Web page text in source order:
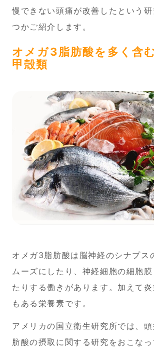
慢できない頭痛が改善したという研
つかご紹介します。
オメガ3脂肪酸を多く含
甲殻類
オメガ3脂肪酸は脳神経のシナプス
ムーズにしたり、神経細胞の細胞
たりする働きがあります。加えて
もある栄養素です。
アメリカの国立衛生研究所では、
肪酸の摂取に関する研究をおこなっ